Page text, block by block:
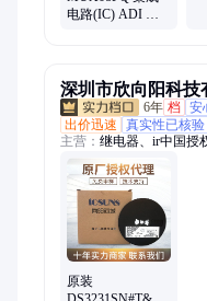
电路(IC) ADI 封
深圳市欣向阳科技
6年 档 安
出价迅速
真实性已核验
主营： 继电器、ir中国授
ad828arz放大器、
大器、ad8058arz放大器
ad8307arz放大器、
ad8534aruz放大器、
op90gpz通用运放、
ad712jrz精密运放、
op162gsz精密运放、
原装